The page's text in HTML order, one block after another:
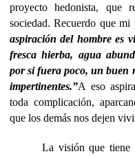
proyecto hedonista, que
sociedad. Recuerdo que mi
aspiración del hombre es
fresca hierba, agua
por si fuera poco, un buen
impertinentes.”A eso
toda complicación,
que los demás nos dejen
La visión que tiene